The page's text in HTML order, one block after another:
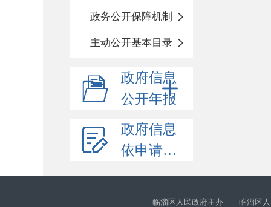
政务公开保障机制
主动公开基本目录
政府信息
公开年报
政府信息
依申请公开
临淄区人民政府主办 临淄区人